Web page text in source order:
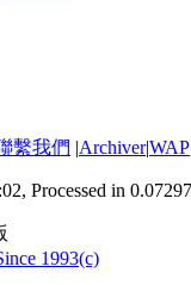
繫我們 |Archiver|WAP
Processed in
1993(c)